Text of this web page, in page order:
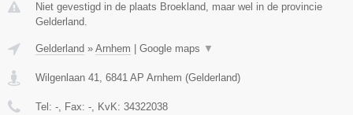
Niet gevestigd in de plaats Broekland, maar wel in de provincie
Gelderland.
Gelderland » Arnhem Google maps ▼
Wilgenlaan 41, 6841 AP Arnhem (Gelderland)
Tel: -, Fax: -, KvK: 34322038